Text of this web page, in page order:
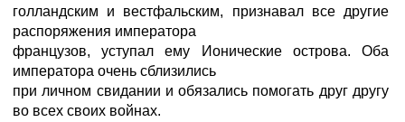
голландским и вестфальским, признавал все другие
распоряжения императора
французов, уступал ему Ионические острова. Оба
императора очень сблизились
при личном свидании и обязались помогать друг другу
во всех своих войнах.